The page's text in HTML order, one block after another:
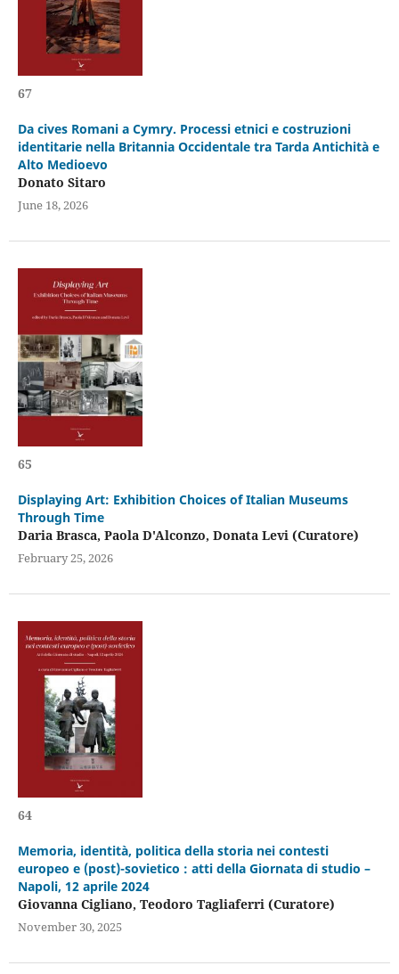
67
Da cives Romani a Cymry. Processi etnici e costruzioni
identitarie nella Britannia Occidentale tra Tarda Antichità e
Alto Medioevo
Donato Sitaro
June 18, 2026
65
Displaying Art: Exhibition Choices of Italian Museums
Through Time
Daria Brasca, Paola D'Alconzo, Donata Levi (Curatore)
February 25, 2026
64
Memoria, identità, politica della storia nei contesti
europeo e (post)-sovietico : atti della Giornata di studio –
Napoli, 12 aprile 2024
Giovanna Cigliano, Teodoro Tagliaferri (Curatore)
November 30, 2025